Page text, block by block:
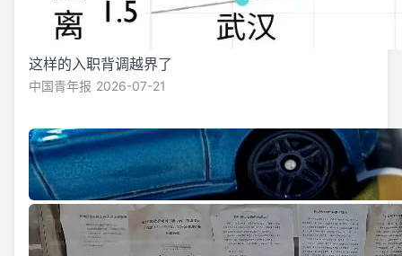
这样的入职背调越界了
中国青年报 2026-07-21